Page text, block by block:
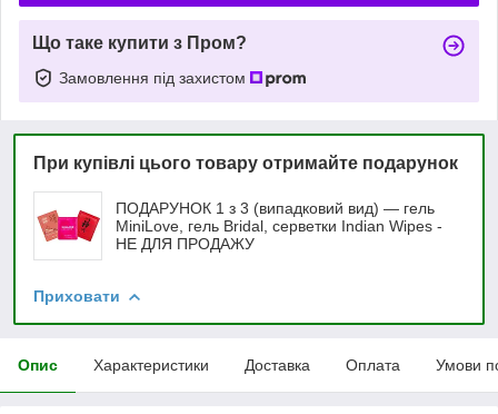
Що таке купити з Пром?
Замовлення під захистом
При купівлі цього товару отримайте подарунок
ПОДАРУНОК 1 з 3 (випадковий вид) — гель
MiniLove, гель Bridal, серветки Indian Wipes -
НЕ ДЛЯ ПРОДАЖУ
Приховати
Опис Характеристики Доставка Оплата Умови